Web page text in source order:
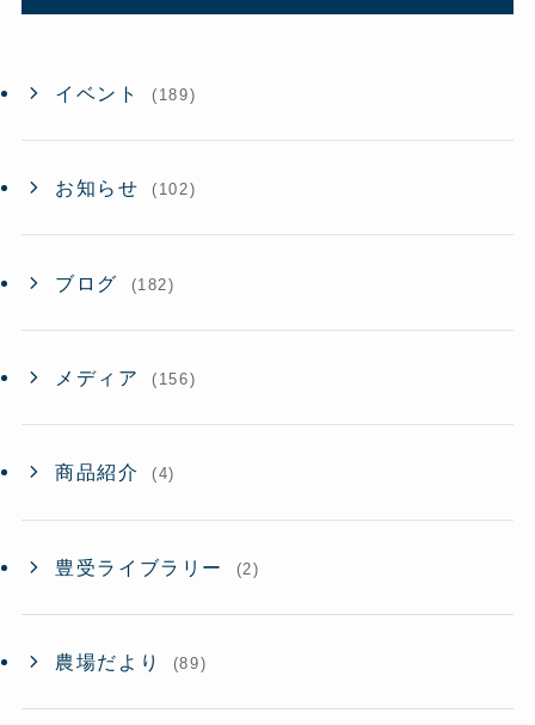
ブ
イベント (189)
お知らせ (102)
ブログ (182)
メディア (156)
商品紹介 (4)
豊受ライブラリー (2)
農場だより (89)